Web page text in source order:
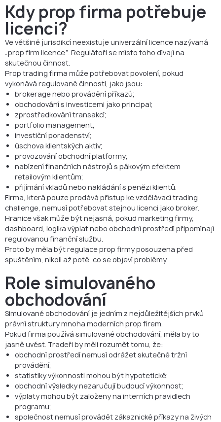
Kdy prop firma potřebuje
licenci?
Ve většině jurisdikcí neexistuje univerzální licence nazývaná
„prop firm licence“. Regulátoři se místo toho dívají na
skutečnou činnost.
Prop trading firma může potřebovat povolení, pokud
vykonává regulované činnosti, jako jsou:
brokerage nebo provádění příkazů;
obchodování s investicemi jako principal;
zprostředkování transakcí;
portfolio management;
investiční poradenství;
úschova klientských aktiv;
provozování obchodní platformy;
nabízení finančních nástrojů s pákovým efektem
retailovým klientům;
přijímání vkladů nebo nakládání s penězi klientů.
Firma, která pouze prodává přístup ke vzdělávací trading
challenge, nemusí potřebovat stejnou licenci jako broker.
Hranice však může být nejasná, pokud marketing firmy,
dashboard, logika výplat nebo obchodní prostředí připomínají
regulovanou finanční službu.
Proto by měla být regulace prop firmy posouzena před
spuštěním, nikoli až poté, co se objeví problémy.
Role simulovaného
obchodování
Simulované obchodování je jedním z nejdůležitějších prvků
právní struktury mnoha moderních prop firem.
Pokud firma používá simulované obchodování, měla by to
jasně uvést. Tradeři by měli rozumět tomu, že:
obchodní prostředí nemusí odrážet skutečné tržní
provádění;
statistiky výkonnosti mohou být hypotetické;
obchodní výsledky nezaručují budoucí výkonnost;
výplaty mohou být založeny na interních pravidlech
programu;
společnost nemusí provádět zákaznické příkazy na živých